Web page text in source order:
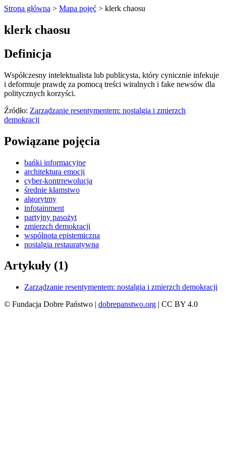
Strona główna > Mapa pojęć > klerk chaosu
klerk chaosu
Definicja
Współczesny intelektualista lub publicysta, który cynicznie infekuje
i deformuje prawdę za pomocą treści wiralnych i fake newsów dla
politycznych korzyści.
Źródło: Zarządzanie resentymentem: nostalgia i zmierzch
demokracji
Powiązane pojęcia
bańki informacyjne
architektura emocji
cyber-kontrrewolucja
średnie kłamstwo
algorytmy
infotainment
partyjny pasożyt
zmierzch demokracji
wspólnota epistemiczna
nostalgia restauratywna
Artykuły (1)
Zarządzanie resentymentem: nostalgia i zmierzch demokracji
© Fundacja Dobre Państwo | dobrepanstwo.org | CC BY 4.0